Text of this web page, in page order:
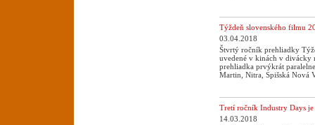
Týždeň slovenského filmu
03.04.2018
Štvrtý ročník prehliadky
uvedené v kinách v divácky
prehliadka prvýkrát
Martin, Nitra, Spišská Nová
Tretí ročník Industry Days
14.03.2018